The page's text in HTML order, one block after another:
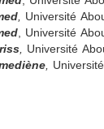
, Université
, Université
, Université
,